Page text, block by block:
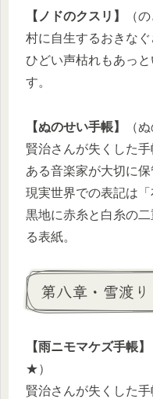
【ノドのクスリ】
（
村に自生するおきなぐ
ひどい声枯れもあっ
す。
【ぬのせい手帳】
（
賢治さんが失くした手
ある音楽家が大切に保
現実世界での表記は「
黒地に赤糸と白糸の
る表紙。
第八章・雪渡り
【雨ニモマケズ手帳】
★）
賢治さんが失くした手